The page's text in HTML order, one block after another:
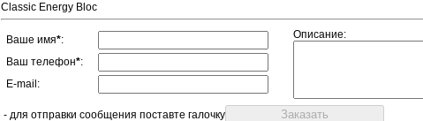
Classic Energy Bloc
Ваше имя*:
Ваш телефон*:
E-mail:
Описание:
- для отправки сообщения поставте галочку